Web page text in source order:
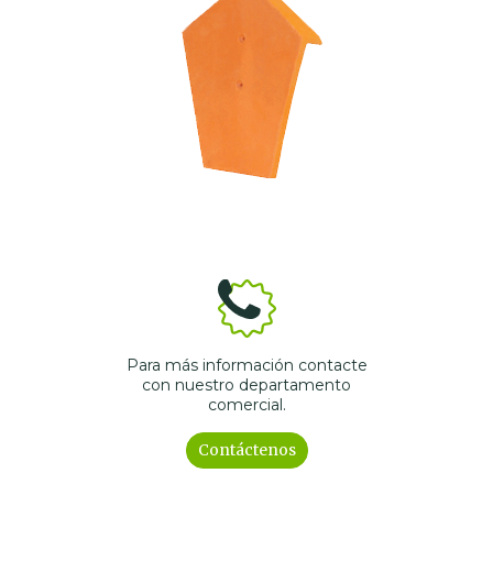
Para más información contacte
con nuestro departamento
comercial.
Contáctenos